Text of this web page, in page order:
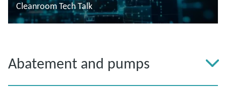
Cleanroom Tech Talk
Abatement and pumps